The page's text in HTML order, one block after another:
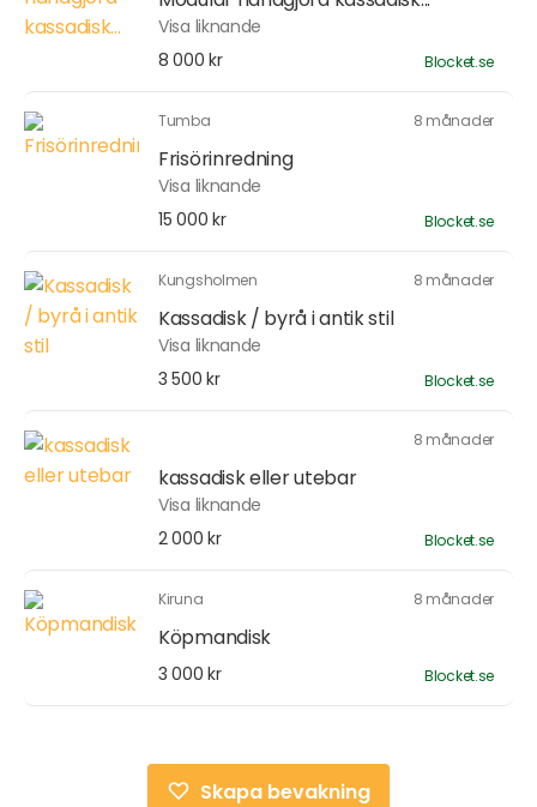
Visa liknande
8 000 kr
Blocket.se
Tumba 8 månader
Frisörinredning
Visa liknande
15 000 kr
Blocket.se
Kungsholmen 8 månader
Kassadisk / byrå i antik stil
Visa liknande
3 500 kr
Blocket.se
8 månader
kassadisk eller utebar
Visa liknande
2 000 kr
Blocket.se
Kiruna 8 månader
Köpmandisk
3 000 kr Blocket.se
Skapa bevakning